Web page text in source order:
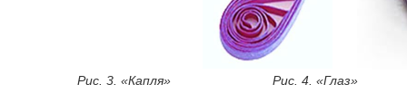
Рис. 3. «Капля» Рис. 4. «Глаз»